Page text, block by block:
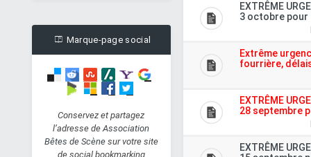
européen
(01/01/2016) - FIV+
Hier à 21:36 Jipsou
CHOUPA, Femelle X
Yorkshire (24/05/2002)
ORKA, Femelle x
Border Collie
Marque-page social
Conservez et partagez
l’adresse deAssociation
Bêtes de Scènesur votre site
de social bookmarking
EXTRÊME
3 octobre pour
Extrême
fourrière,
EXTRÊME
28 septembre
EXTRÊME